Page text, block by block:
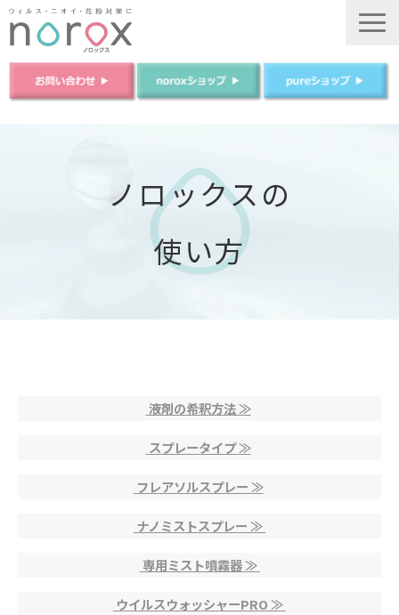
ノロックスについて
ノロックスPureについて
商品について
法人のお客様
ノロックスの
使い方
液剤の希釈方法 ≫
スプレータイプ ≫
フレアソルスプレー ≫
ナノミストスプレー ≫
専用ミスト噴霧器 ≫
ウイルスウォッシャーPRO ≫